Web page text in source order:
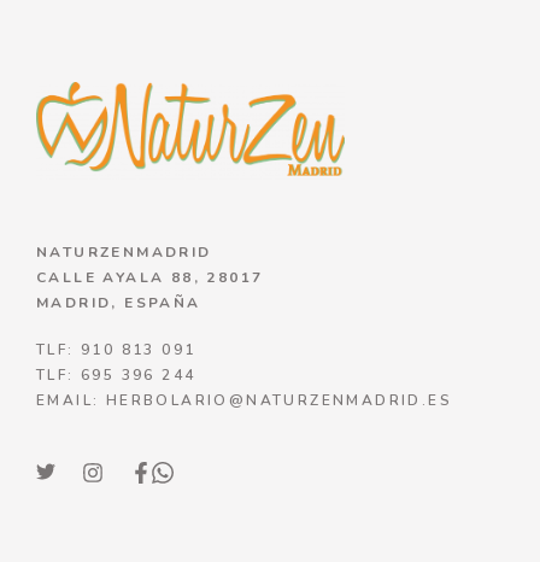
NATURZENMADRID
CALLE AYALA 88, 28017
MADRID, ESPAÑA
TLF: 910 813 091
TLF: 695 396 244
EMAIL: HERBOLARIO@NATURZENMADRID.ES